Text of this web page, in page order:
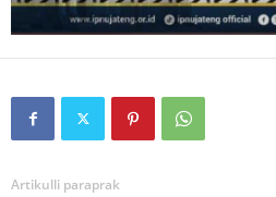
Artikulli paraprak